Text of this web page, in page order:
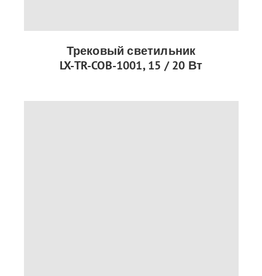
Трековый светильник
LX-TR-COB-1001, 15 / 20 Вт